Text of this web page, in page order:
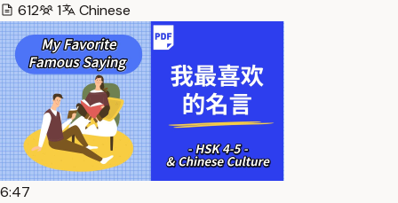
612
1 Chinese
6:47